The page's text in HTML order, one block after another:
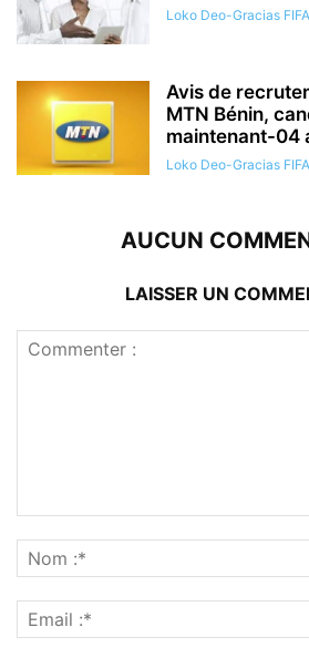
Loko Deo-Gracias FIFA
Avis de
MTN Bénin,
maintenant-04
Loko Deo-Gracias FIFA
AUCUN
LAISSER UN